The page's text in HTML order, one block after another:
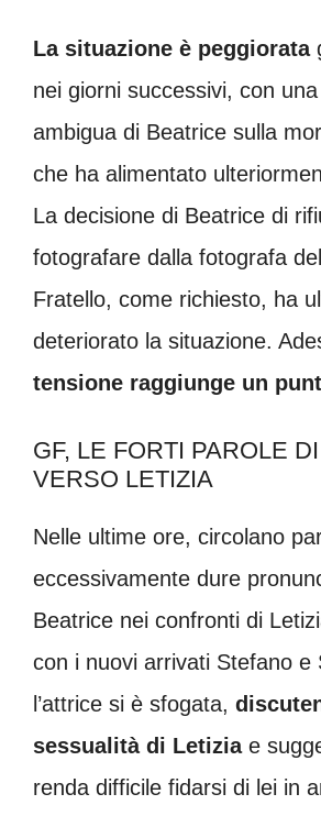
La situazione è peggiorata
nei giorni successivi, con
ambigua di Beatrice sulla
che ha alimentato
La decisione di Beatrice di
fotografare dalla fotografa
Fratello, come richiesto, ha
deteriorato la situazione.
tensione raggiunge un
GF, LE FORTI PAROLE
VERSO LETIZIA
Nelle ultime ore, circolano
eccessivamente dure
Beatrice nei confronti di
con i nuovi arrivati Stefano e
l’attrice si è sfogata,
sessualità di Letiziae
renda difficile fidarsi di lei in